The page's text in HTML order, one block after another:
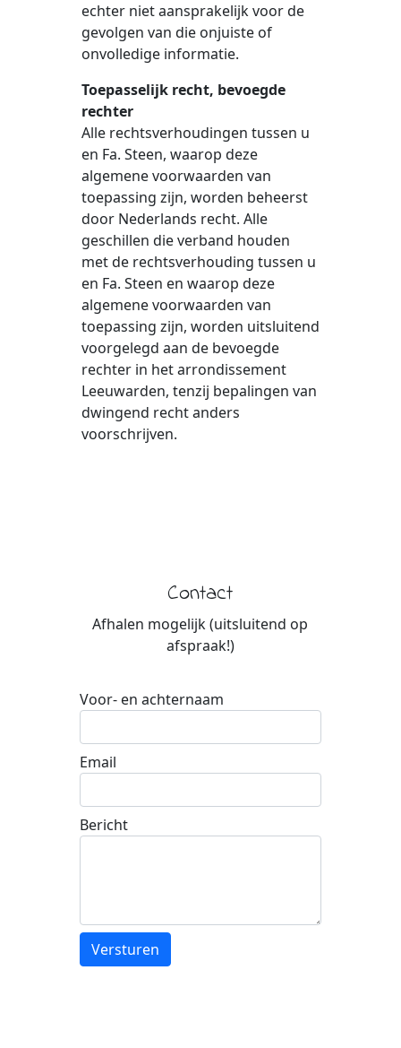
echter niet aansprakelijk voor de
gevolgen van die onjuiste of
onvolledige informatie.
Toepasselijk recht, bevoegde
rechter
Alle rechtsverhoudingen tussen u
en Fa. Steen, waarop deze
algemene voorwaarden van
toepassing zijn, worden beheerst
door Nederlands recht. Alle
geschillen die verband houden
met de rechtsverhouding tussen u
en Fa. Steen en waarop deze
algemene voorwaarden van
toepassing zijn, worden uitsluitend
voorgelegd aan de bevoegde
rechter in het arrondissement
Leeuwarden, tenzij bepalingen van
dwingend recht anders
voorschrijven.
Contact
Afhalen mogelijk (uitsluitend op
afspraak!)
Voor- en achternaam
Email
Bericht